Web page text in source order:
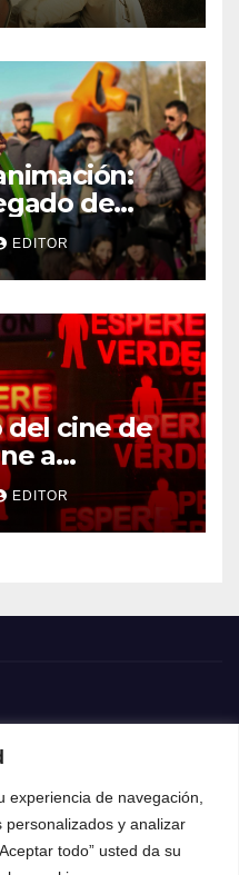
experiencia de navegación,
y analizar
todo” usted da su
de
EDITOR
del cine de
a
EDITOR